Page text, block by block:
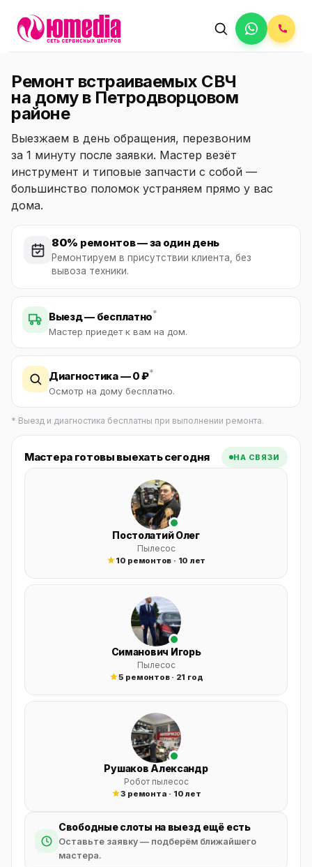
Ремонт встраиваемых СВЧ
на дому в Петродворцовом
районе
Выезжаем в день обращения, перезвоним
за 1 минуту после заявки. Мастер везёт
инструмент и типовые запчасти с собой —
большинство поломок устраняем прямо у вас
дома.
80% ремонтов — за один день
Ремонтируем в присутствии клиента, без
вывоза техники.
Выезд — бесплатно*
Мастер приедет к вам на дом.
Диагностика — 0 ₽*
Осмотр на дому бесплатно.
* Выезд и диагностика бесплатны при выполнении ремонта.
Мастера готовы выехать сегодня НА СВЯЗИ
Постолатий Олег
Пылесос
10 ремонтов · 10 лет
Симанович Игорь
Пылесос
5 ремонтов · 21 год
Рушаков Александр
Робот пылесос
3 ремонта · 10 лет
Свободные слоты на выезд ещё есть
Оставьте заявку — подберём ближайшего
мастера.